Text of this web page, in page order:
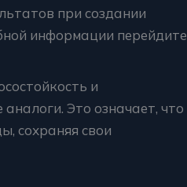
при создании
информации перейдите
и
Это означает, что
сохраняя свои